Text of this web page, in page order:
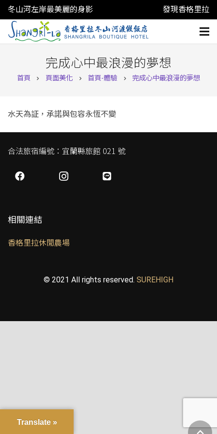
冬山河左岸最美麗的身影 發現香格里拉
完成心中最浪漫的夢想
首頁 chevron_right 頁面美化 chevron_right 首頁-體驗 chevron_right 完成心中最浪漫的夢想
水天為証，承諾與包容永恆不變
合法旅宿編號：宜蘭縣旅館 021 號
相關連結
香格里拉休閒農場
© 2021 All rights reserved. SUREHIGH
Translate »